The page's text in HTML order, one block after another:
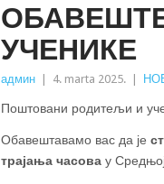
УЧЕНИКЕ
админ 4. marta 2025.
Поштовани родитељи и
Обавештавамо вас да је
трајања часова у